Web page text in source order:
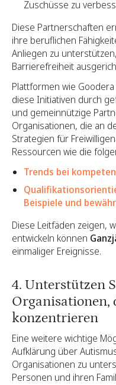
Zuschüsse zu
Diese Partnerschaften
ihre beruflichen
Anliegen zu
Barrierefreiheit
Plattformen wie
diese Initiativen durch
und gemeinnützige
Organisationen, die an
Strategien für
Ressourcen wie die
Trends bei
Beispiele und
Diese Leitfäden zeigen,
entwickeln können
einmaliger Ereignisse.
4. Unterstützen
Organisationen,
konzentrieren
Eine weitere wichtige
Aufklärung über
Organisationen zu
Personen und ihren